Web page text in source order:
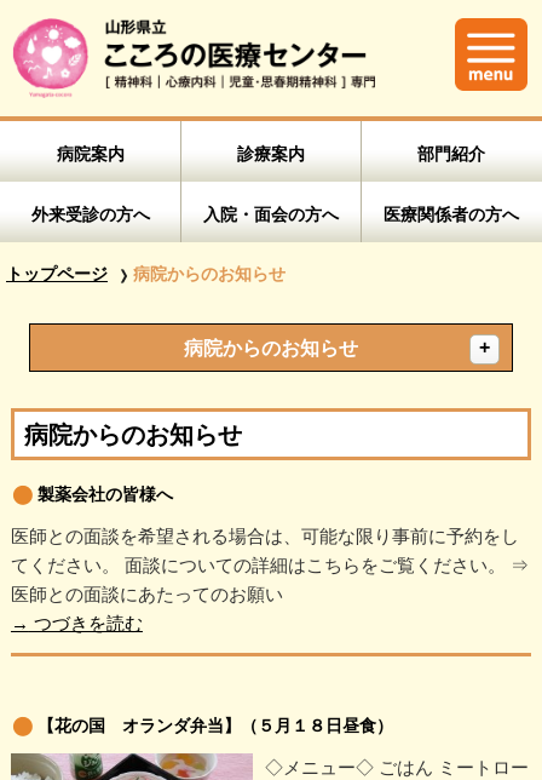
病院案内 診療案内 部門紹介
外来受診の方へ 入院・面会の方へ 医療関係者の方へ
トップページ 病院からのお知らせ
病院からのお知らせ
病院からのお知らせ
製薬会社の皆様へ
医師との面談を希望される場合は、可能な限り事前に予約をし
てください。 面談についての詳細はこちらをご覧ください。 ⇒
医師との面談にあたってのお願い
→ つづきを読む
【花の国 オランダ弁当】（５月１８日昼食）
◇メニュー◇ ごはん ミートロー